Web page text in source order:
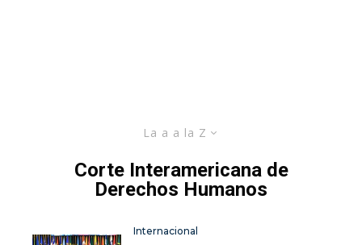
La a a la Z
Corte Interamericana de
Derechos Humanos
Internacional